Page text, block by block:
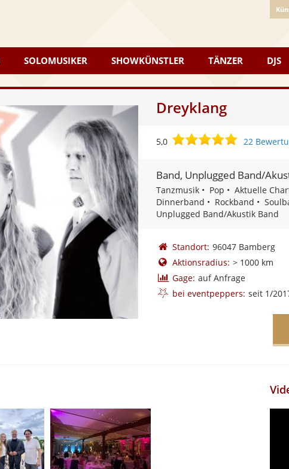
SOLOMUSIKER SHOWKÜNSTLER TÄNZER DJS
Dreyklang
5,0
5,0
Sternen
22
Band, Unplugged Band/
Tanzmusik Pop Aktuelle
Dinnerband
Rockband
Unplugged Band/Akustik Band
Standort: 96047 Bamberg
Aktionsradius: > 1000 km
Gage: auf Anfrage
bei eventpeppers: seit 1/